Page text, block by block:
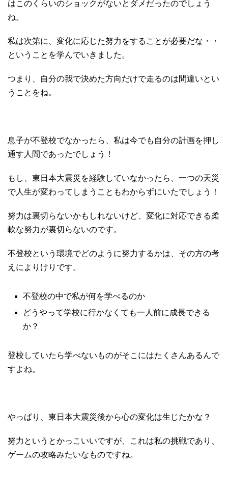
はこのくらいのショックがないとダメだったのでしょう
ね。
私は次第に、変化に応じた努力をすることが必要だな・・
ということを学んでいきました。
つまり、自分の我で決めた方向だけで走るのは間違いとい
うことをね。
息子が不登校でなかったら、私は今でも自分の計画を押し
通す人間であったでしょう！
もし、東日本大震災を経験していなかったら、一つの天災
で人生が変わってしまうこともわからずにいたでしょう！
努力は裏切らないかもしれないけど、変化に対応できる柔
軟な努力が裏切らないのです。
不登校という環境でどのように努力するかは、その方の考
えによりけりです。
不登校の中で私が何を学べるのか
どうやって学校に行かなくても一人前に成長できる
か？
登校していたら学べないものがそこにはたくさんあるんで
すよね。
やっぱり、東日本大震災後から心の変化は生じたかな？
努力というとかっこいいですが、これは私の挑戦であり、
ゲームの攻略みたいなものですね。